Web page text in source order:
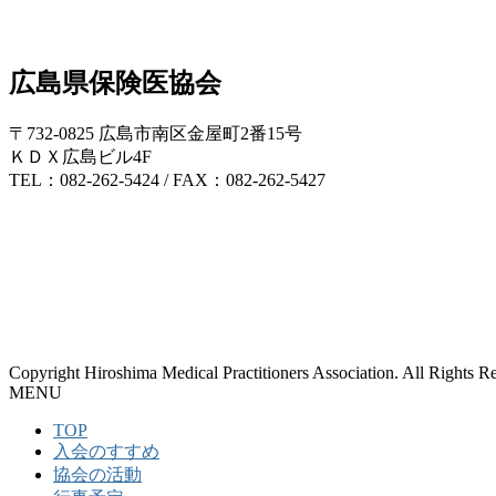
広島県保険医協会
〒732-0825 広島市南区金屋町2番15号
ＫＤＸ広島ビル4F
TEL：082-262-5424 / FAX：082-262-5427
Copyright Hiroshima Medical Practitioners Association. All Rights
MENU
TOP
入会のすすめ
協会の活動